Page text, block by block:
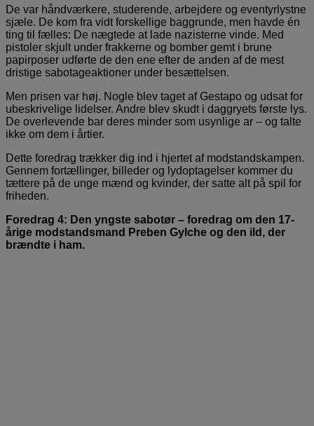
De var håndværkere, studerende, arbejdere og eventyrlystne
sjæle. De kom fra vidt forskellige baggrunde, men havde én
ting til fælles: De nægtede at lade nazisterne vinde. Med
pistoler skjult under frakkerne og bomber gemt i brune
papirposer udførte de den ene efter de anden af de mest
dristige sabotageaktioner under besættelsen.
Men prisen var høj. Nogle blev taget af Gestapo og udsat for
ubeskrivelige lidelser. Andre blev skudt i daggryets første lys.
De overlevende bar deres minder som usynlige ar – og talte
ikke om dem i årtier.
Dette foredrag trækker dig ind i hjertet af modstandskampen.
Gennem fortællinger, billeder og lydoptagelser kommer du
tættere på de unge mænd og kvinder, der satte alt på spil for
friheden.
Foredrag 4: Den yngste sabotør – foredrag om den 17-
årige modstandsmand Preben Gylche og den ild, der
brændte i ham.